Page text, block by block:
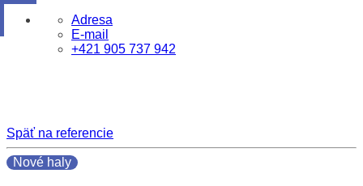
Skip
Adresa
E-mail
+421 905 737 942
Späť na referencie
Nové haly